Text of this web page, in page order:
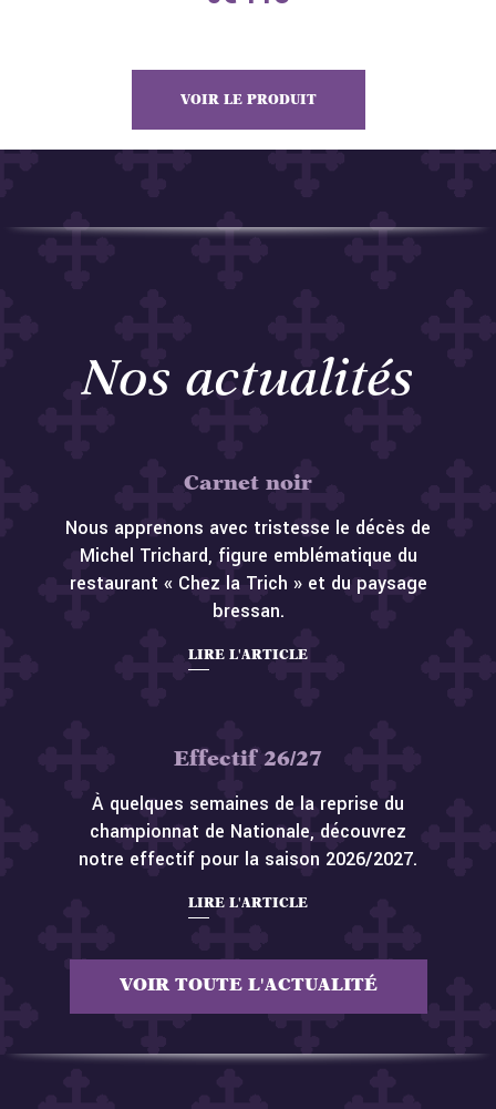
VOIR LE PRODUIT
Nos actualités
Carnet noir
Nous apprenons avec tristesse le décès de
Michel Trichard, figure emblématique du
restaurant « Chez la Trich » et du paysage
bressan.
LIRE L'ARTICLE
Effectif 26/27
À quelques semaines de la reprise du
championnat de Nationale, découvrez
notre effectif pour la saison 2026/2027.
LIRE L'ARTICLE
VOIR TOUTE L'ACTUALITÉ